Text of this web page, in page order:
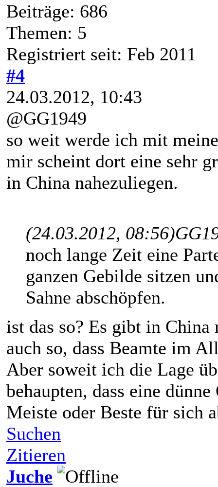
Beiträge: 686
Themen: 5
Registriert seit: Feb 2011
#4
24.03.2012, 10:43
@GG1949
so weit werde ich mit
mir scheint dort eine sehr
in China nahezuliegen.
(24.03.2012, 08:56)
noch lange Zeit eine
ganzen Gebilde sitzen
Sahne abschöpfen.
ist das so? Es gibt in
auch so, dass Beamte im
Aber soweit ich die Lage
behaupten, dass eine
Meiste oder Beste für sich
Suchen
Zitieren
Juche